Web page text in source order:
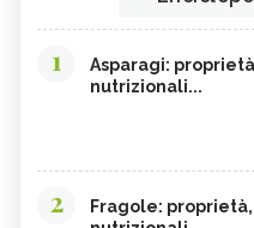
1
Asparagi:
nutrizionali...
2
Fragole: